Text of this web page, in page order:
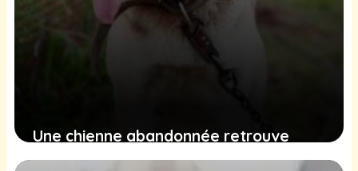
Une chienne abandonnée retrouve
espoir et affection dans un refuge